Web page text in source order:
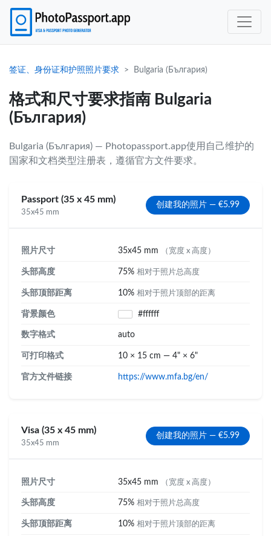
签证、身份证和护照照片要求 Bulgaria (България)
格式和尺寸要求指南 Bulgaria
(България)
Bulgaria (България) — Photopassport.app使用自己维护的
国家和文档类型注册表，遵循官方文件要求。
Passport (35 x 45 mm)
35x45 mm
创建我的照片 — €5.99
照片尺寸 35x45 mm （宽度 x 高度）
头部高度 75% 相对于照片总高度
头部顶部距离 10% 相对于照片顶部的距离
背景颜色 #ffffff
数字格式 auto
可打印格式 10 × 15 cm — 4" × 6"
官方文件链接 https://www.mfa.bg/en/
Visa (35 x 45 mm)
35x45 mm
创建我的照片 — €5.99
照片尺寸 35x45 mm （宽度 x 高度）
头部高度 75% 相对于照片总高度
头部顶部距离 10% 相对于照片顶部的距离